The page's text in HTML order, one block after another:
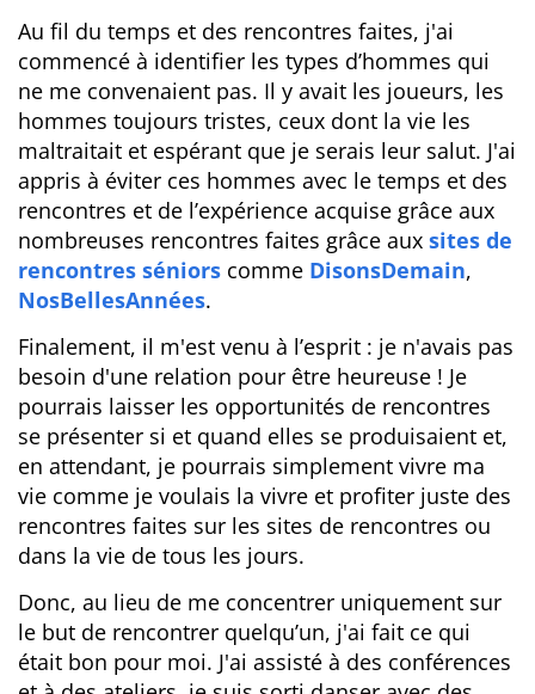
Au fil du temps et des rencontres faites, j'ai
commencé à identifier les types d’hommes qui
ne me convenaient pas. Il y avait les joueurs, les
hommes toujours tristes, ceux dont la vie les
maltraitait et espérant que je serais leur salut. J'ai
appris à éviter ces hommes avec le temps et des
rencontres et de l’expérience acquise grâce aux
nombreuses rencontres faites grâce aux sites de
rencontres séniors comme DisonsDemain,
NosBellesAnnées.
Finalement, il m'est venu à l’esprit : je n'avais pas
besoin d'une relation pour être heureuse ! Je
pourrais laisser les opportunités de rencontres
se présenter si et quand elles se produisaient et,
en attendant, je pourrais simplement vivre ma
vie comme je voulais la vivre et profiter juste des
rencontres faites sur les sites de rencontres ou
dans la vie de tous les jours.
Donc, au lieu de me concentrer uniquement sur
le but de rencontrer quelqu’un, j'ai fait ce qui
était bon pour moi. J'ai assisté à des conférences